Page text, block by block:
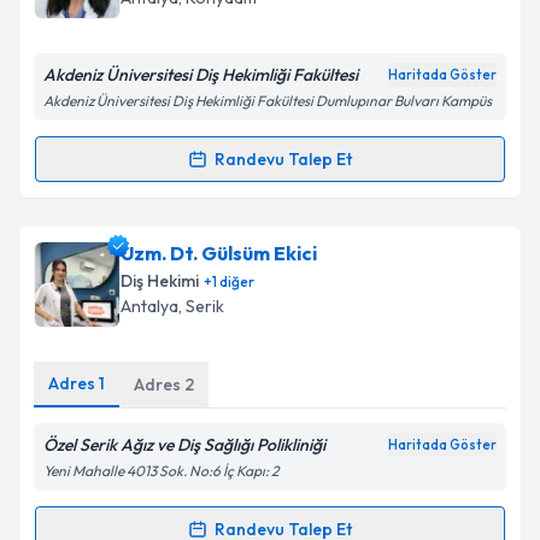
Kişisel verilerimin işlenmesine ilişkin
Metni'ni okudum ve kişisel verilerimin belirtilen
Takvim Talebini Gönder
Akdeniz Üniversitesi Diş Hekimliği Fakültesi Haritada Göster
Akdeniz Üniversitesi Diş Hekimliği Fakültesi Dumlupınar Bulvarı Kampüs
Randevu Talep Et
Randevu Takvimi Talebi
Dr. Öğr. Üyesi Öznur Özalpiçin randevu takvimi
talebi oluşturun. Size bu uzmandan randevu almanız
için bir takvim hazırlandığında e-posta ile
bilgilendireceğiz.
Metni'ni okudum ve kişisel verilerimin belirtilen
Uzm. Dt. Gülsüm Ekici
Diş Hekimi +1diğer
Antalya, Serik
Adres 1 Adres 2
Özel Serik Ağız ve Diş Sağlığı Polikliniği Haritada Göster
Yeni Mahalle 4013 Sok. No:6 İç Kapı: 2
Randevu Talep Et